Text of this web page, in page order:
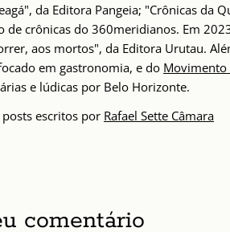
da Editora Pangeia; "Crônicas da
de crônicas do 360meridianos. Em
aos mortos", da Editora Urutau.
em gastronomia, e do Movimento
e lúdicas por Belo Horizonte.
escritos por Rafael Sette Câmara
comentário